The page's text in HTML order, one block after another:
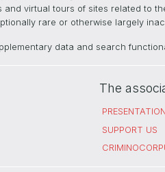
and virtual tours of sites related to
rare or otherwise largely
data and search
The
SUPPORT US